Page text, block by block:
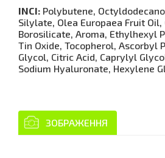
INCI: Polybutene,
Silylate, Olea Europaea Fruit Oil,
Borosilicate, Aroma, Ethylhexyl
Tin Oxide, Tocopherol, Ascorbyl
Glycol, Citric Acid, Caprylyl
Sodium Hyaluronate, Hexylene
ЗОБРАЖЕННЯ